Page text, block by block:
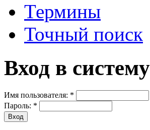
Термины
Точный поиск
Вход в систему
Имя пользователя: *
Пароль: *